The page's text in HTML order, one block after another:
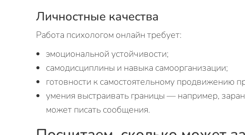
Личностные качества
Работа психологом онлайн требует:
эмоциональной устойчивости;
самодисциплины и навыка самоорганизации;
готовности к самостоятельному продвижению
умения выстраивать границы — например,
может писать сообщения.